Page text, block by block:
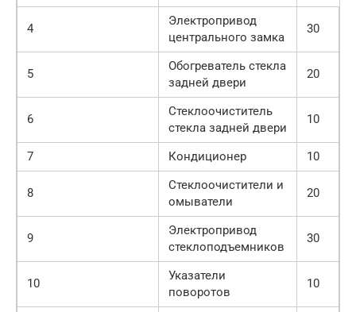
4
Электропривод
центрального замка
30
5
Обогреватель стекла
задней двери
20
6
Стеклоочиститель
стекла задней двери
10
7 Кондиционер 10
8
Стеклоочистители и
омыватели
20
9
Электропривод
стеклоподъемников
30
10
Указатели
поворотов
10